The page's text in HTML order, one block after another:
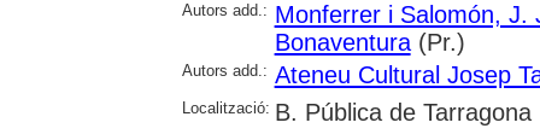
Autors add.: Monferrer i Salomón, J.
Bonaventura(Pr.)
Autors add.: Ateneu Cultural Josep
Localització: B. Pública de Tarragona